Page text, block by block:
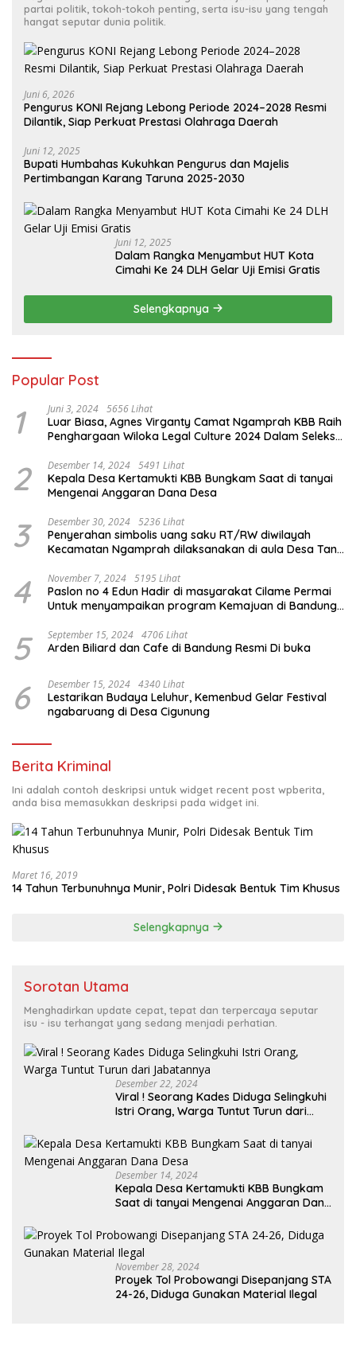
partai politik, tokoh-tokoh penting, serta isu-isu yang tengah
hangat seputar dunia politik.
Juni 6, 2026
Pengurus KONI Rejang Lebong Periode 2024–2028 Resmi
Dilantik, Siap Perkuat Prestasi Olahraga Daerah
Juni 12, 2025
Bupati Humbahas Kukuhkan Pengurus dan Majelis
Pertimbangan Karang Taruna 2025-2030
Juni 12, 2025
Dalam Rangka Menyambut HUT Kota
Cimahi Ke 24 DLH Gelar Uji Emisi Gratis
Selengkapnya
Popular Post
1 Juni 3, 2024 5656 Lihat
Luar Biasa, Agnes Virganty Camat Ngamprah KBB Raih
Penghargaan Wiloka Legal Culture 2024 Dalam Seleksi
2 Desember 14, 2024 5491 Lihat
Kepala Desa Kertamukti KBB Bungkam Saat di tanyai
Mengenai Anggaran Dana Desa
3 Desember 30, 2024 5236 Lihat
Penyerahan simbolis uang saku RT/RW diwilayah
Kecamatan Ngamprah dilaksanakan di aula Desa Tani
4 November 7, 2024 5195 Lihat
Paslon no 4 Edun Hadir di masyarakat Cilame Permai
Untuk menyampaikan program Kemajuan di Bandung
5 September 15, 2024 4706 Lihat
Arden Biliard dan Cafe di Bandung Resmi Di buka
6 Desember 15, 2024 4340 Lihat
Lestarikan Budaya Leluhur, Kemenbud Gelar Festival
ngabaruang di Desa Cigunung
Berita Kriminal
Ini adalah contoh deskripsi untuk widget recent post wpberita,
anda bisa memasukkan deskripsi pada widget ini.
Maret 16, 2019
14 Tahun Terbunuhnya Munir, Polri Didesak Bentuk Tim Khusus
Selengkapnya
Sorotan Utama
Menghadirkan update cepat, tepat dan terpercaya seputar
isu - isu terhangat yang sedang menjadi perhatian.
Desember 22, 2024
Viral ! Seorang Kades Diduga Selingkuhi
Istri Orang, Warga Tuntut Turun dari
Desember 14, 2024
Kepala Desa Kertamukti KBB Bungkam
Saat di tanyai Mengenai Anggaran Dana
November 28, 2024
Proyek Tol Probowangi Disepanjang STA
24-26, Diduga Gunakan Material Ilegal